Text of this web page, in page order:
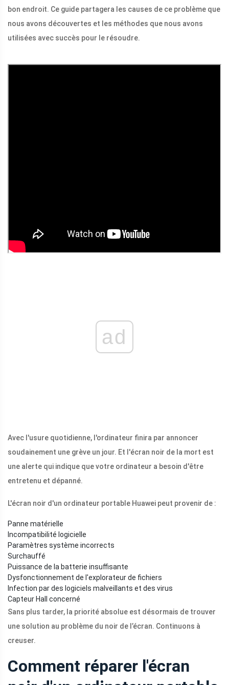
bon endroit. Ce guide partagera les causes de ce problème que
nous avons découvertes et les méthodes que nous avons
utilisées avec succès pour le résoudre.
ad
Avec l'usure quotidienne, l'ordinateur finira par annoncer
soudainement une grève un jour. Et l'écran noir de la mort est
une alerte qui indique que votre ordinateur a besoin d'être
entretenu et dépanné.
L'écran noir d'un ordinateur portable Huawei peut provenir de :
Panne matérielle
Incompatibilité logicielle
Paramètres système incorrects
Surchauffé
Puissance de la batterie insuffisante
Dysfonctionnement de l'explorateur de fichiers
Infection par des logiciels malveillants et des virus
Capteur Hall concerné
Sans plus tarder, la priorité absolue est désormais de trouver
une solution au problème du noir de l’écran. Continuons à
creuser.
Comment réparer l'écran